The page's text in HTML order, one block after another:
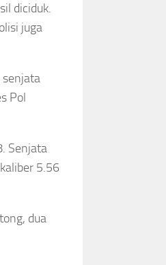
diciduk.
juga
senjata
Pol
Senjata
5.56
dua